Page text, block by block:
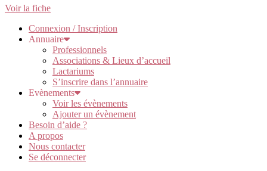
Voir la fiche
Connexion / Inscription
Annuaire
Professionnels
Associations & Lieux d’accueil
Lactariums
S’inscrire dans l’annuaire
Evènements
Voir les évènements
Ajouter un évènement
Besoin d’aide ?
A propos
Nous contacter
Se déconnecter